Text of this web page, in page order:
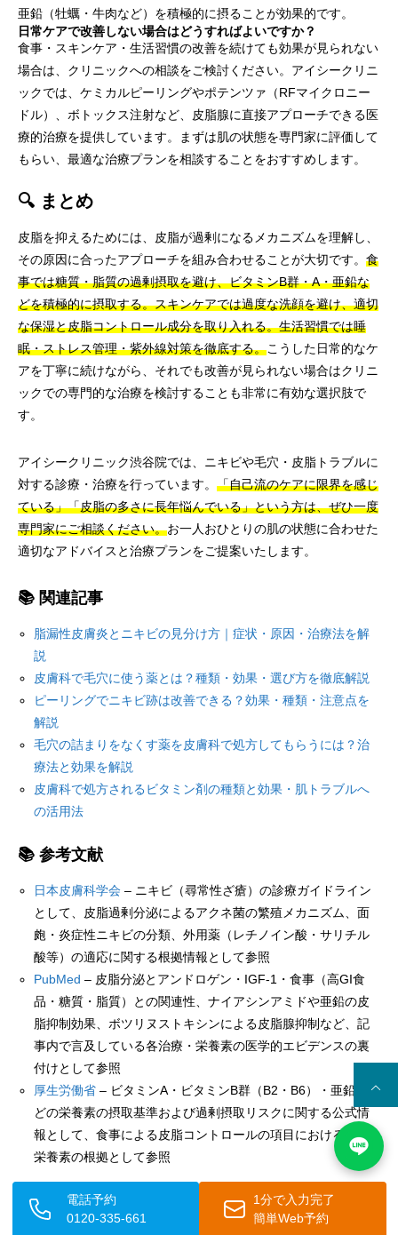
亜鉛（牡蠣・牛肉など）を積極的に摂ることが効果的です。
日常ケアで改善しない場合はどうすればよいですか？
食事・スキンケア・生活習慣の改善を続けても効果が見られない
場合は、クリニックへの相談をご検討ください。アイシークリニ
ックでは、ケミカルピーリングやポテンツァ（RFマイクロニー
ドル）、ボトックス注射など、皮脂腺に直接アプローチできる医
療的治療を提供しています。まずは肌の状態を専門家に評価して
もらい、最適な治療プランを相談することをおすすめします。
🔍 まとめ
皮脂を抑えるためには、皮脂が過剰になるメカニズムを理解し、
その原因に合ったアプローチを組み合わせることが大切です。 食
事では糖質・脂質の過剰摂取を避け、ビタミンB群・A・亜鉛な
どを積極的に摂取する。スキンケアでは過度な洗顔を避け、適切
な保湿と皮脂コントロール成分を取り入れる。生活習慣では睡
眠・ストレス管理・紫外線対策を徹底する。こうした日常的なケ
アを丁寧に続けながら、それでも改善が見られない場合はクリニ
ックでの専門的な治療を検討することも非常に有効な選択肢で
す。
アイシークリニック渋谷院では、ニキビや毛穴・皮脂トラブルに
対する診療・治療を行っています。 「自己流のケアに限界を感じ
ている」「皮脂の多さに長年悩んでいる」という方は、ぜひ一度
専門家にご相談ください。お一人おひとりの肌の状態に合わせた
適切なアドバイスと治療プランをご提案いたします。
📚 関連記事
脂漏性皮膚炎とニキビの見分け方｜症状・原因・治療法を解
説
皮膚科で毛穴に使う薬とは？種類・効果・選び方を徹底解説
ピーリングでニキビ跡は改善できる？効果・種類・注意点を
解説
毛穴の詰まりをなくす薬を皮膚科で処方してもらうには？治
療法と効果を解説
皮膚科で処方されるビタミン剤の種類と効果・肌トラブルへ
の活用法
📚 参考文献
日本皮膚科学会 – ニキビ（尋常性ざ瘡）の診療ガイドライン
として、皮脂過剰分泌によるアクネ菌の繁殖メカニズム、面
皰・炎症性ニキビの分類、外用薬（レチノイン酸・サリチル
酸等）の適応に関する根拠情報として参照
PubMed – 皮脂分泌とアンドロゲン・IGF-1・食事（高GI食
品・糖質・脂質）との関連性、ナイアシンアミドや亜鉛の皮
脂抑制効果、ボツリヌストキシンによる皮脂腺抑制など、記
事内で言及している各治療・栄養素の医学的エビデンスの裏
付けとして参照
厚生労働省 – ビタミンA・ビタミンB群（B2・B6）・亜鉛な
どの栄養素の摂取基準および過剰摂取リスクに関する公式情
報として、食事による皮脂コントロールの項目における推奨
栄養素の根拠として参照
監修者医師
電話予約
0120-335-661
1分で入力完了
簡単Web予約